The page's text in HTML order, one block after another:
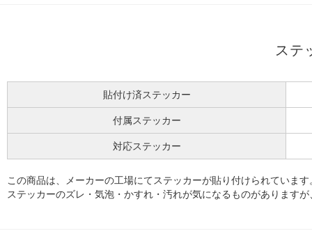
ステ
貼付け済ステッカー
付属ステッカー
対応ステッカー
この商品は、メーカーの工場にてステッカーが貼り付けられています
ステッカーのズレ・気泡・かすれ・汚れが気になるものがあります